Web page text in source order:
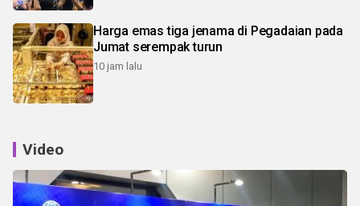
Harga emas tiga jenama di Pegadaian pada
Jumat serempak turun
10 jam lalu
Video